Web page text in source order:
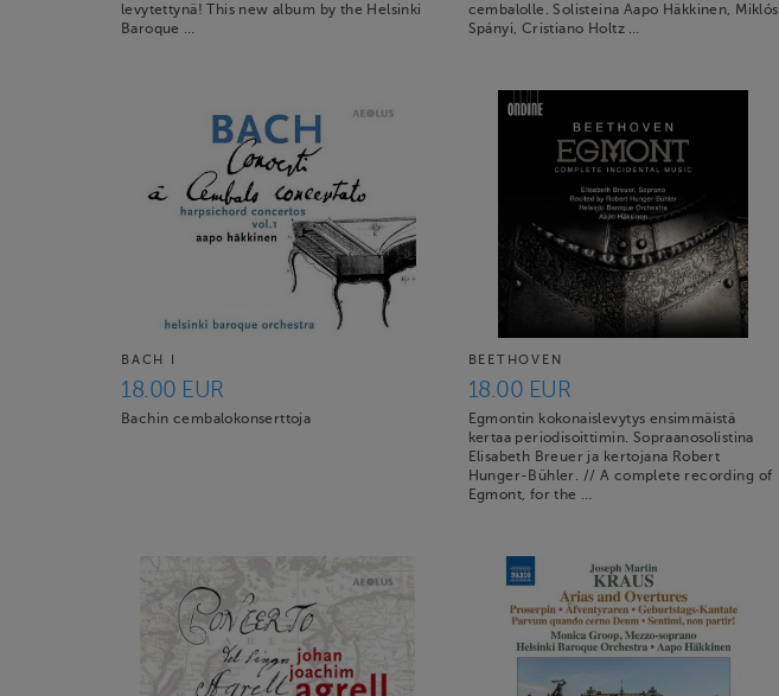
levytettynä! This new album by the Helsinki
Baroque …
cembalolle. Solisteina Aapo Häkkinen, Miklós
Spányi, Cristiano Holtz …
BACH I
18.00 EUR
Bachin cembalokonserttoja
BEETHOVEN
18.00 EUR
Egmontin kokonaislevytys ensimmäistä
kertaa periodisoittimin. Sopraanosolistina
Elisabeth Breuer ja kertojana Robert
Hunger-Bühler. // A complete recording of
Egmont, for the …